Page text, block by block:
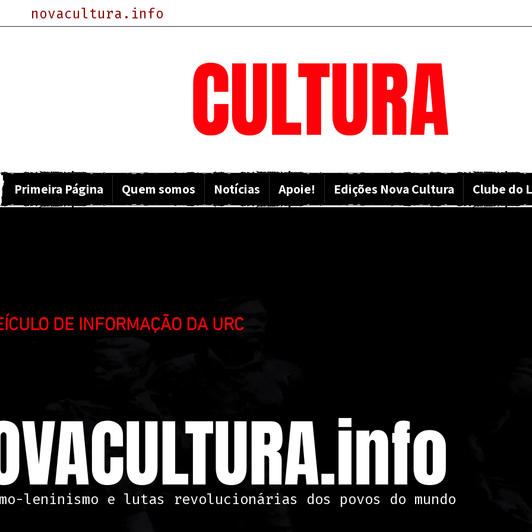
novacultura.info
CULTURA
Primeira Página Quem somos Notícias Apoie! Edições Nova Cultura Clube do
DE INFORMAÇÃO DA URC
leninismo e lutas revolucionárias dos povos do mundo